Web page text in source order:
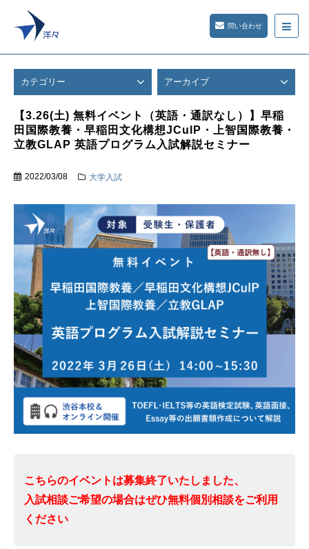
問い合わせ
カテゴリー アーカイブ
【3.26(土) 無料イベント（英語・通訳なし）】早稲
田国際教養・早稲田文化構想JCulP・上智国際教養・
立教GLAP 英語プログラム入試解説セミナー
2022/03/08 大学入試
こちらのイベントは募集終了いたしました、
入試相談ご希望の場合はぜひ無料個別相談をご利用
ください